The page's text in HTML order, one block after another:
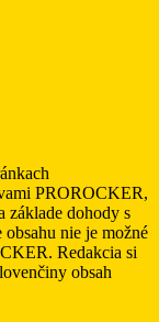
PROROCKER,
základe dohody s
nie je možné
Redakcia si
obsah